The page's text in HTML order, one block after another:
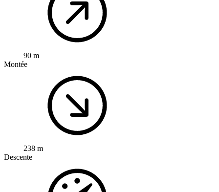
90 m
Montée
238 m
Descente